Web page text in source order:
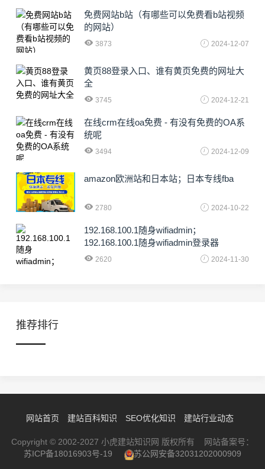
免费网站b站（有哪些可以免费看b站视频
的网站）
3873 2024-12-07
黄页88登录入口、谁有黄页免费的网址大
全
3745 2024-12-21
在线crm在线oa免费 - 有没有免费的OA系
统呢
3494 2024-12-09
amazon欧洲站和日本站；日本专线fba
2780 2024-10-22
192.168.100.1随身wifiadmin；
192.168.100.1随身wifiadmin登录器
2620 2024-11-30
推荐排行
网站首页 建站百科知识 SEO优化知识 建站行业动态
Copyright © 2002-2027 小虎建站知识网 版权所有 网站备案号：
苏ICP备18016903号-19
苏公网安备32031202000909